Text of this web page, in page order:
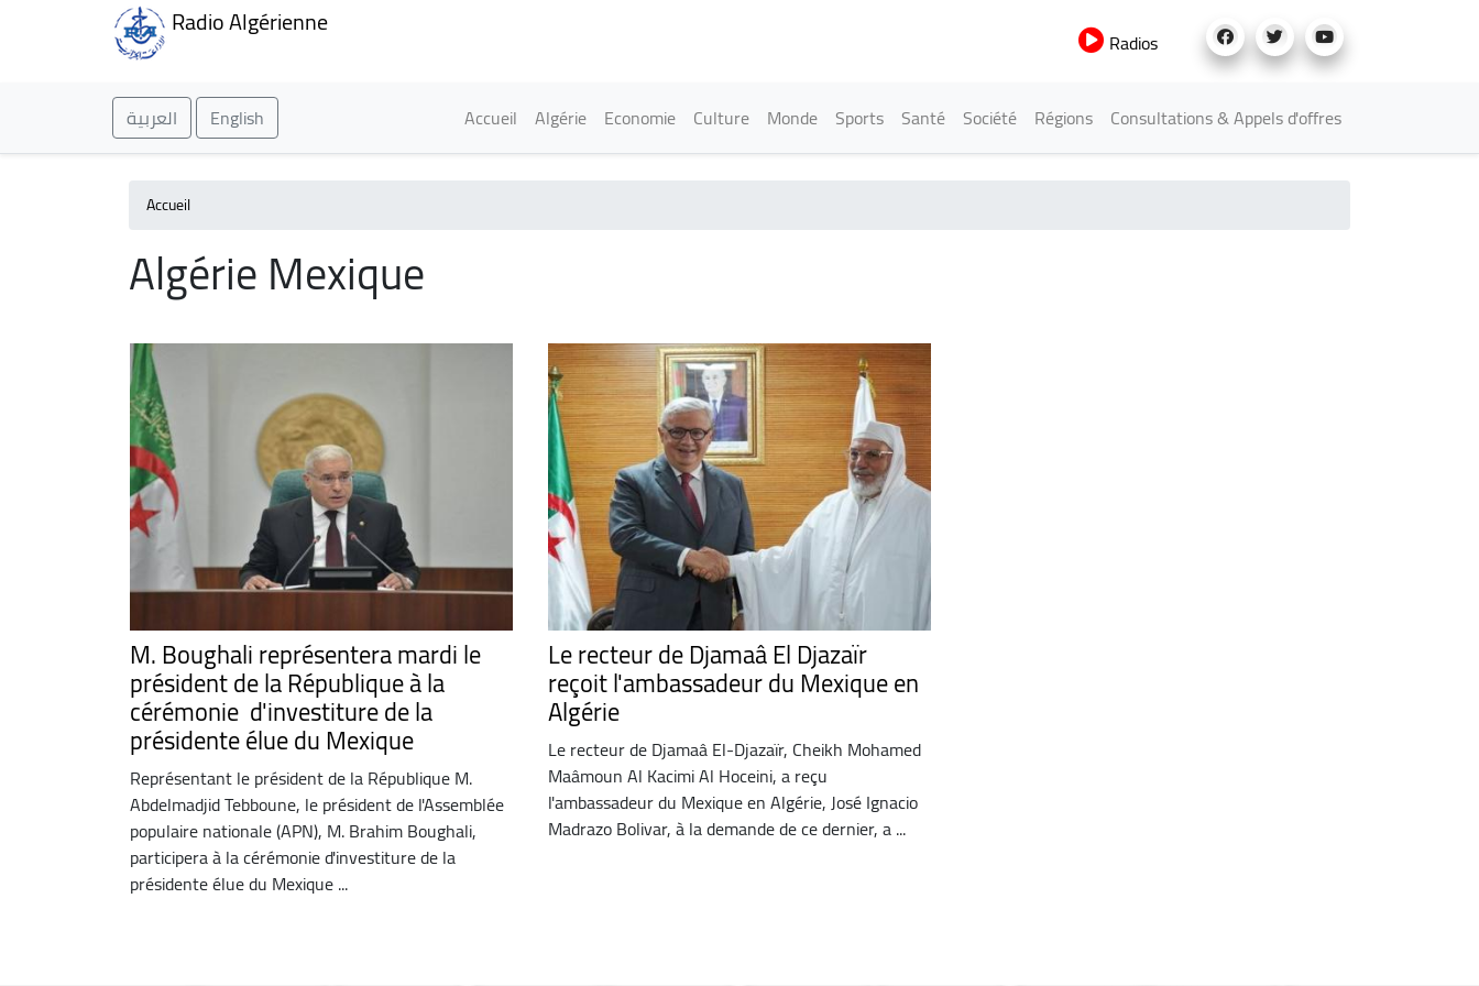
Radio Algérienne
Radios
العربية English Main navigation
Accueil Algérie Economie Culture Monde Sports Santé Société Régions Consultations & Appels d'offres
Accueil
Algérie Mexique
M. Boughali représentera mardi le
président de la République à la
cérémonie d'investiture de la
présidente élue du Mexique
Représentant le président de la République M.
Abdelmadjid Tebboune, le président de l'Assemblée
populaire nationale (APN), M. Brahim Boughali,
participera à la cérémonie d'investiture de la
présidente élue du Mexique ...
Le recteur de Djamaâ El Djazaïr
reçoit l'ambassadeur du Mexique en
Algérie
Le recteur de Djamaâ El-Djazaïr, Cheikh Mohamed
Maâmoun Al Kacimi Al Hoceini, a reçu
l'ambassadeur du Mexique en Algérie, José Ignacio
Madrazo Bolivar, à la demande de ce dernier, a ...